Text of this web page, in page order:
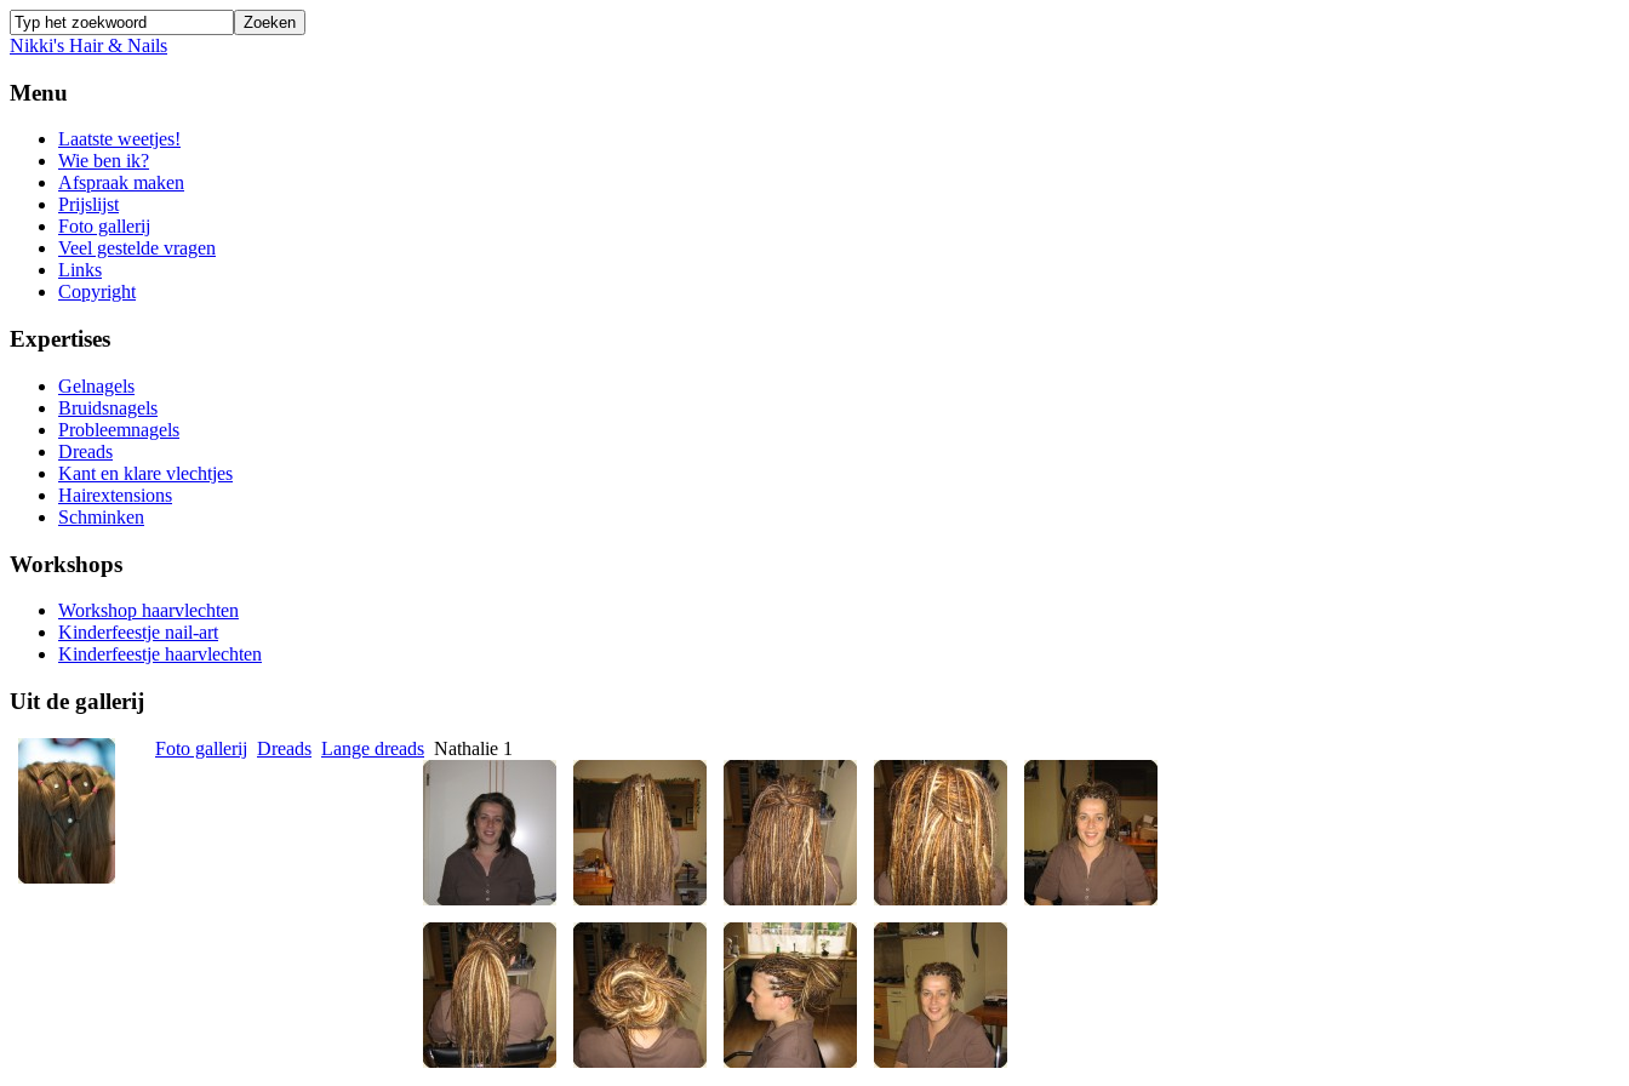
Nikki's Hair & Nails
Menu
Laatste weetjes!
Wie ben ik?
Afspraak maken
Prijslijst
Foto gallerij
Veel gestelde vragen
Links
Copyright
Expertises
Gelnagels
Bruidsnagels
Probleemnagels
Dreads
Kant en klare vlechtjes
Hairextensions
Schminken
Workshops
Workshop haarvlechten
Kinderfeestje nail-art
Kinderfeestje haarvlechten
Uit de gallerij
Foto gallerij Dreads Lange dreads Nathalie 1